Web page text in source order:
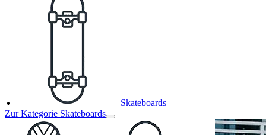
Skateboards
Zur Kategorie Skateboards